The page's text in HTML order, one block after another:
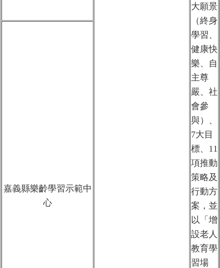
大願景
（終身
學習、
健康快
樂、自
主尊
嚴、社
會參
與）、
7大目
標、11
項推動
策略及
行動方
案，並
以「增
設老人
教育學
習場
嘉義縣樂齡學習示範中
心